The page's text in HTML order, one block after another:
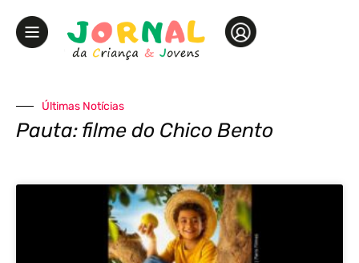
Últimas Notícias
Pauta: filme do Chico Bento